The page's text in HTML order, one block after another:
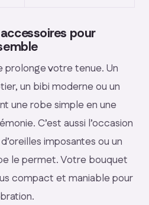
pour
prolonge votre tenue. Un
un bibi moderne ou un
une robe simple en une
C’est aussi l’occasion
imposantes ou un
le permet. Votre bouquet
compact et maniable pour